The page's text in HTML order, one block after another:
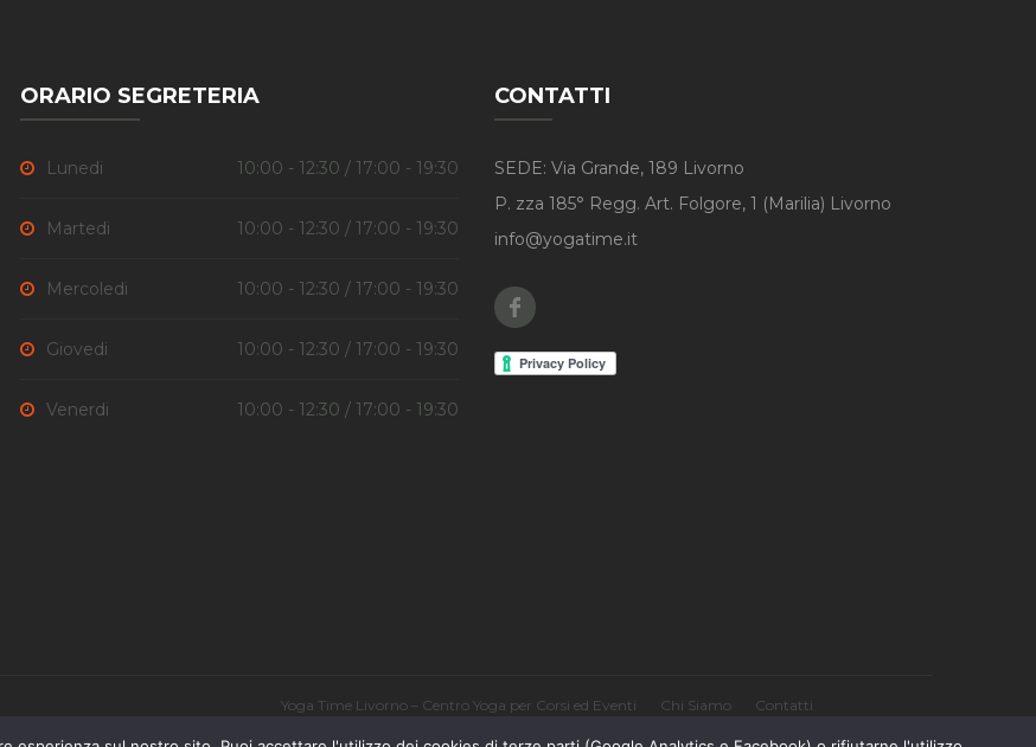
ORARIO SEGRETERIA
Lunedi 10:00 - 12:30 / 17:00 - 19:30
Martedi 10:00 - 12:30 / 17:00 - 19:30
Mercoledi 10:00 - 12:30 / 17:00 - 19:30
Giovedi 10:00 - 12:30 / 17:00 - 19:30
Venerdi 10:00 - 12:30 / 17:00 - 19:30
CONTATTI
SEDE: Via Grande, 189 Livorno
P. zza 185° Regg. Art. Folgore, 1 (Marilia) Livorno
info@yogatime.it
Yoga Time Livorno – Centro Yoga per Corsi ed Eventi Chi Siamo
Contatti